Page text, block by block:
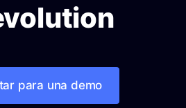
para una demo